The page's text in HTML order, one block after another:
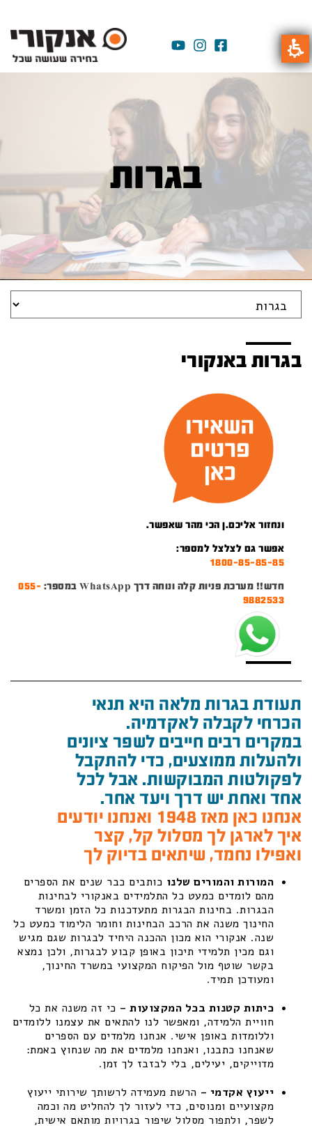
בגרות
בגרות באנקורי
ונחזור אליכם.ן הכי מהר שאפשר.
אפשר גם לצלצל למספר:
1800-85-85-85
חדש!! מערכת פניות קלה ונוחה דרך WhatsApp במספר:
055-
9882533
תעודת בגרות מלאה היא תנאי
הכרחי לקבלה לאקדמיה.
במקרים רבים חייבים לשפר ציונים
ולהעלות ממוצעים, כדי להתקבל
לפקולטות המבוקשות. אבל לכל
אחד ואחת יש דרך ויעד אחר.
אנחנו כאן מאז 1948 ואנחנו יודעים
איך לארגן לך מסלול קל, קצר
ואפילו נחמד, שיתאים בדיוק לך
המורות והמורים שלנו כותבים כבר שנים את הספרים
מהם לומדים כמעט כל התלמידים באנקורי לבחינות
הבגרות. בחינות הבגרות מתעדכנות כל הזמן ומשרד
החינוך משנה את הרכב הבחינות וחומר הלימוד כמעט כל
שנה. אנקורי הוא מכון ההכנה היחיד לבגרות שגם מגיש
וגם מכין תלמידי תיכון באופן קבוע לבגרות, ולכן נמצא
בקשר שוטף מול הפיקוח המקצועי במשרד החינוך,
ומעודכן תמיד.
כיתות קטנות בכל המקצועות – כי זה משנה את כל
חוויית הלמידה, ומאפשר לנו להתאים את עצמנו ללומדים
וללומדות באופן אישי. אנחנו מלמדים עם הספרים
שאנחנו כתבנו, ואנחנו מלמדים את מה שנחוץ באמת:
מדוייקים, יעילים, בלי לבזבז לך זמן.
ייעוץ אקדמי – הרשת מעמידה לרשותך שירותי ייעוץ
מקצועיים ומנוסים, כדי לעזור לך להחליט מה וכמה
לשפר, ולתפור מסלול שיפור בגרויות מותאם אישית,